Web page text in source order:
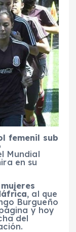
femenil sub
Mundial
en su
, al que
Burgueño
y hoy
del